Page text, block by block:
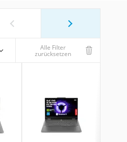
Alle Filter
zurücksetzen